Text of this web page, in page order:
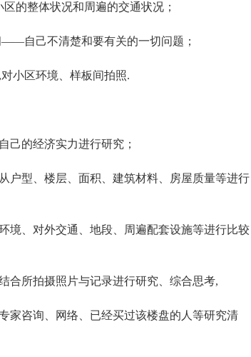
整体状况和周遍的交通状况；
自己不清楚和要有关的一切问题；
小区环境、样板间拍照.
的经济实力进行研究；
型、楼层、面积、建筑材料、房屋质量等进行
、对外交通、地段、周遍配套设施等进行比较
所拍摄照片与记录进行研究、综合思考,
咨询、网络、已经买过该楼盘的人等研究清